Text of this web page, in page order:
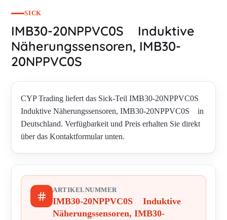
SICK
IMB30-20NPPVC0S Induktive
Näherungssensoren, IMB30-
20NPPVC0S
CYP Trading liefert das Sick-Teil IMB30-20NPPVC0S
Induktive Näherungssensoren, IMB30-20NPPVC0S in
Deutschland. Verfügbarkeit und Preis erhalten Sie direkt
über das Kontaktformular unten.
ARTIKELNUMMER
IMB30-20NPPVC0S Induktive
Näherungssensoren, IMB30-